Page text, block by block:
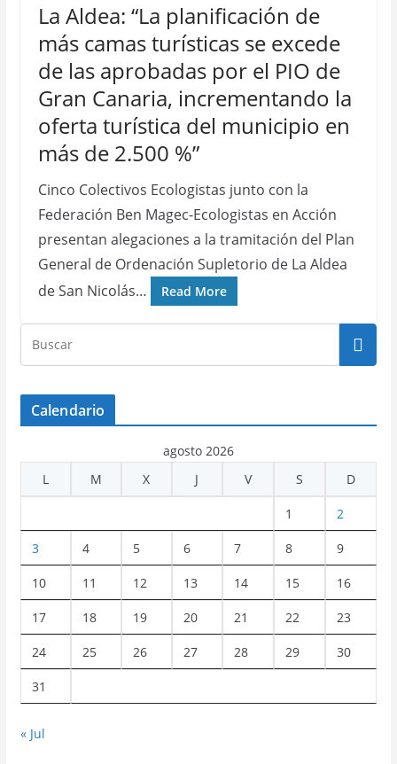
La Aldea: “La planificación de
más camas turísticas se excede
de las aprobadas por el PIO de
Gran Canaria, incrementando la
oferta turística del municipio en
más de 2.500 %”
Cinco Colectivos Ecologistas junto con la
Federación Ben Magec-Ecologistas en Acción
presentan alegaciones a la tramitación del Plan
General de Ordenación Supletorio de La Aldea
de San Nicolás…
Read More
Calendario
agosto 2026
L
M X J V S D
1 2
3 4 5 6 7 8 9
10 11 12 13 14 15 16
17 18 19 20 21 22 23
24 25 26 27 28 29 30
31
« Jul